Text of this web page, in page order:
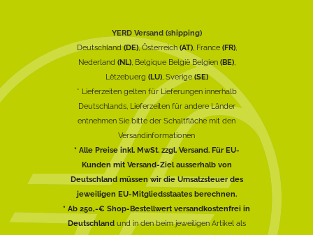
YERD Versand (shipping)
Deutschland(DE), Österreich(AT), France (FR),
Nederland (NL), Belgique België Belgien (BE),
Lëtzebuerg (LU), Sverige(SE)
* Lieferzeiten gelten für Lieferungen innerhalb
Deutschlands, Lieferzeiten für andere Länder
entnehmen Sie bitte der Schaltfläche mit den
Versandinformationen
* Alle Preise inkl. MwSt. zzgl. Versand. Für EU-
Kunden mit Versand-Ziel ausserhalb von
Deutschland müssen wir die Umsatzsteuer des
jeweiligen EU-Mitgliedsstaates berechnen.
* Ab 250,-€ Shop-Bestellwert versandkostenfrei in
Deutschlandund in den beim jeweiligen Artikel als